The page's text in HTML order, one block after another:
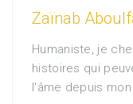
Zaïnab
Humaniste, je
histoires qui
l'âme depuis